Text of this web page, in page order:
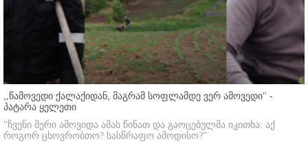
,,წამოვედი ქალაქიდან, მაგრამ სოფლამდე ვერ ამოვედი'' -
პატარა ყელეთი
"ჩვენი მერი ამოვიდა ამას წინათ და გაოცებულმა იკითხა: აქ
როგორ ცხოვრობთო? სასწრაფო ამოდისო?"